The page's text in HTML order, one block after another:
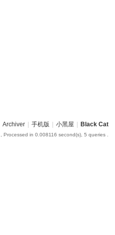
Archiver | 手机版 | 小黑屋 | Black Cat
, Processed in 0.008116 second(s), 5 queries .